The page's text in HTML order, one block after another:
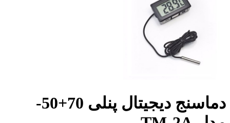
دماسنج دیجیتال پنلی 70+50-